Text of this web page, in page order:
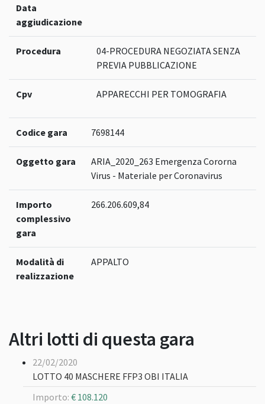
Data
aggiudicazione
Procedura
04-PROCEDURA NEGOZIATA SENZA
PREVIA PUBBLICAZIONE
Cpv APPARECCHI PER TOMOGRAFIA
Codice gara 7698144
Oggetto gara
ARIA_2020_263 Emergenza Cororna
Virus - Materiale per Coronavirus
Importo
complessivo
gara
266.206.609,84
Modalità di
realizzazione
APPALTO
Altri lotti di questa gara
22/02/2020
LOTTO 40 MASCHERE FFP3 OBI ITALIA
Importo: € 108.120